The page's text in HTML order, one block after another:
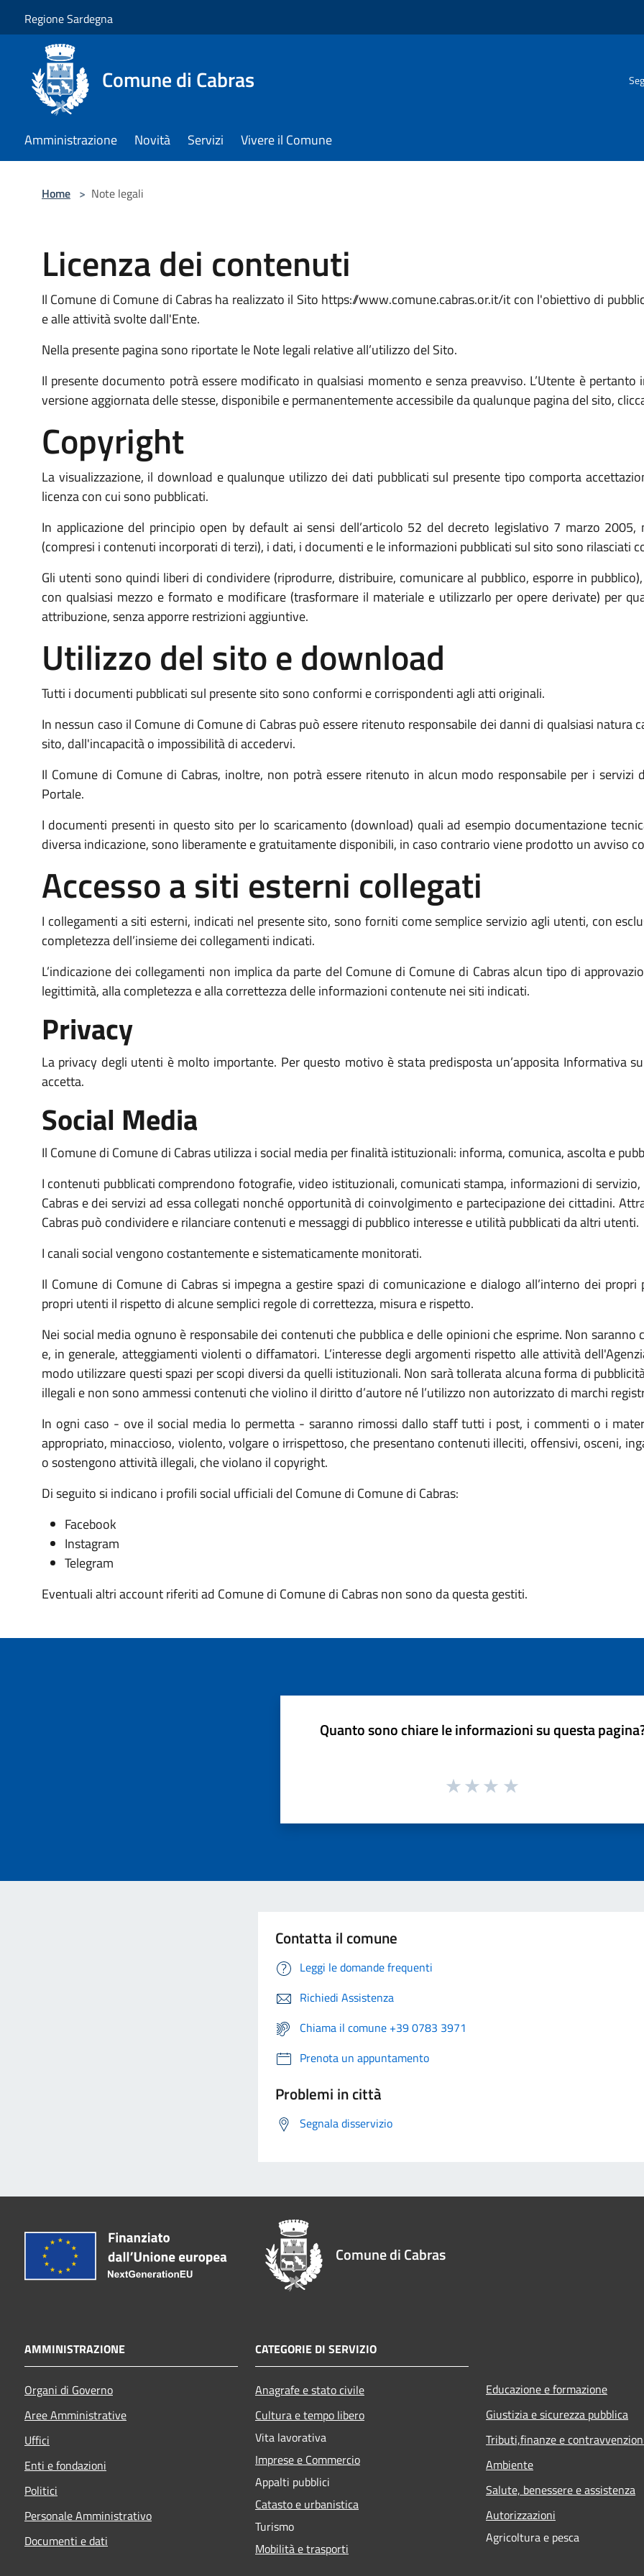
Regione Sardegna
Comune di Cabras
Amministrazione Novità Servizi Vivere il Comune
Home > Note legali
Licenza dei contenuti
Il Comune di Comune di Cabras ha realizzato il Sito https://www.comune.cabras.or.it/it con l'obiettivo di
e alle attività svolte dall'Ente.
Nella presente pagina sono riportate le Note legali relative all’utilizzo del Sito.
Il presente documento potrà essere modificato in qualsiasi momento e senza preavviso. L’Utente è
versione aggiornata delle stesse, disponibile e permanentemente accessibile da qualunque pagina del sito,
Copyright
La visualizzazione, il download e qualunque utilizzo dei dati pubblicati sul presente tipo comporta
licenza con cui sono pubblicati.
In applicazione del principio open by default ai sensi dell’articolo 52 del decreto legislativo 7 marzo
(compresi i contenuti incorporati di terzi), i dati, i documenti e le informazioni pubblicati sul sito sono rilasciati
Gli utenti sono quindi liberi di condividere (riprodurre, distribuire, comunicare al pubblico, esporre in
con qualsiasi mezzo e formato e modificare (trasformare il materiale e utilizzarlo per opere derivate) per
attribuzione, senza apporre restrizioni aggiuntive.
Utilizzo del sito e download
Tutti i documenti pubblicati sul presente sito sono conformi e corrispondenti agli atti originali.
In nessun caso il Comune di Comune di Cabras può essere ritenuto responsabile dei danni di qualsiasi
sito, dall'incapacità o impossibilità di accedervi.
Il Comune di Comune di Cabras, inoltre, non potrà essere ritenuto in alcun modo responsabile per i
Portale.
I documenti presenti in questo sito per lo scaricamento (download) quali ad esempio documentazione
diversa indicazione, sono liberamente e gratuitamente disponibili, in caso contrario viene prodotto un avviso
Accesso a siti esterni collegati
I collegamenti a siti esterni, indicati nel presente sito, sono forniti come semplice servizio agli utenti, con
completezza dell’insieme dei collegamenti indicati.
L’indicazione dei collegamenti non implica da parte del Comune di Comune di Cabras alcun tipo di
legittimità, alla completezza e alla correttezza delle informazioni contenute nei siti indicati.
Privacy
La privacy degli utenti è molto importante. Per questo motivo è stata predisposta un’apposita Informativa
accetta.
Social Media
Il Comune di Comune di Cabras utilizza i social media per finalità istituzionali: informa, comunica, ascolta e
I contenuti pubblicati comprendono fotografie, video istituzionali, comunicati stampa, informazioni di
Cabras e dei servizi ad essa collegati nonché opportunità di coinvolgimento e partecipazione dei cittadini.
Cabras può condividere e rilanciare contenuti e messaggi di pubblico interesse e utilità pubblicati da altri utenti.
I canali social vengono costantemente e sistematicamente monitorati.
Il Comune di Comune di Cabras si impegna a gestire spazi di comunicazione e dialogo all’interno dei
propri utenti il rispetto di alcune semplici regole di correttezza, misura e rispetto.
Nei social media ognuno è responsabile dei contenuti che pubblica e delle opinioni che esprime. Non
e, in generale, atteggiamenti violenti o diffamatori. L’interesse degli argomenti rispetto alle attività
modo utilizzare questi spazi per scopi diversi da quelli istituzionali. Non sarà tollerata alcuna forma di
illegali e non sono ammessi contenuti che violino il diritto d’autore né l’utilizzo non autorizzato di marchi
In ogni caso - ove il social media lo permetta - saranno rimossi dallo staff tutti i post, i commenti o i
appropriato, minaccioso, violento, volgare o irrispettoso, che presentano contenuti illeciti, offensivi, osceni,
o sostengono attività illegali, che violano il copyright.
Di seguito si indicano i profili social ufficiali del Comune di Comune di Cabras:
Facebook
Instagram
Telegram
Eventuali altri account riferiti ad Comune di Comune di Cabras non sono da questa gestiti.
Quanto sono chiare le informazioni su questa
Contatta il comune
Leggi le domande frequenti
Richiedi Assistenza
Chiama il comune +39 0783 3971
Prenota un appuntamento
Problemi in città
Segnala disservizio
Comune di Cabras
AMMINISTRAZIONE
Organi di Governo
Aree Amministrative
Uffici
Enti e fondazioni
Politici
Personale Amministrativo
Documenti e dati
CATEGORIE DI SERVIZIO
Anagrafe e stato civile
Cultura e tempo libero
Vita lavorativa
Imprese e Commercio
Appalti pubblici
Catasto e urbanistica
Turismo
Mobilità e trasporti
Educazione e formazione
Giustizia e sicurezza pubblica
Tributi,finanze e
Ambiente
Salute, benessere e assistenza
Autorizzazioni
Agricoltura e pesca